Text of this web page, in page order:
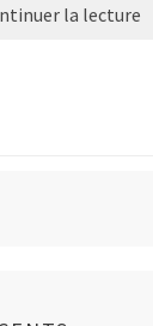
la lecture